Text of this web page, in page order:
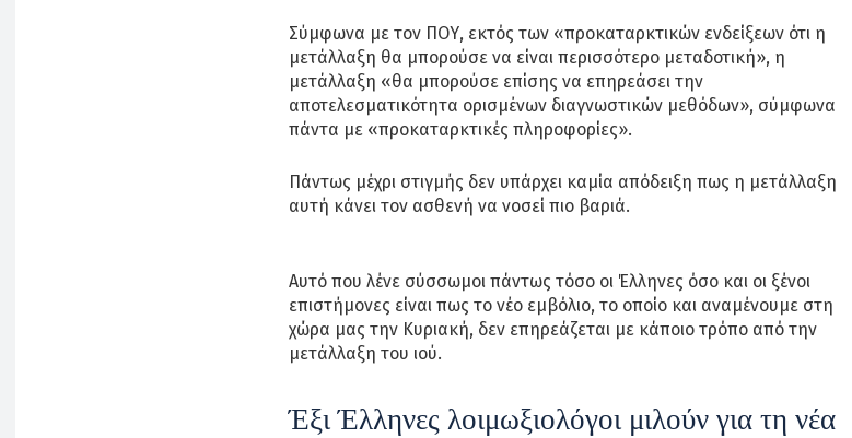
Σύμφωνα με τον ΠΟΥ, εκτός των «προκαταρκτικών ενδείξεων ότι η
μετάλλαξη θα μπορούσε να είναι περισσότερο μεταδοτική», η
μετάλλαξη «θα μπορούσε επίσης να επηρεάσει την
αποτελεσματικότητα ορισμένων διαγνωστικών μεθόδων», σύμφωνα
πάντα με «προκαταρκτικές πληροφορίες».
Πάντως μέχρι στιγμής δεν υπάρχει καμία απόδειξη πως η μετάλλαξη
αυτή κάνει τον ασθενή να νοσεί πιο βαριά.
Αυτό που λένε σύσσωμοι πάντως τόσο οι Έλληνες όσο και οι ξένοι
επιστήμονες είναι πως το νέο εμβόλιο, το οποίο και αναμένουμε στη
χώρα μας την Κυριακή, δεν επηρεάζεται με κάποιο τρόπο από την
μετάλλαξη του ιού.
Έξι Έλληνες λοιμωξιολόγοι μιλούν για τη νέα